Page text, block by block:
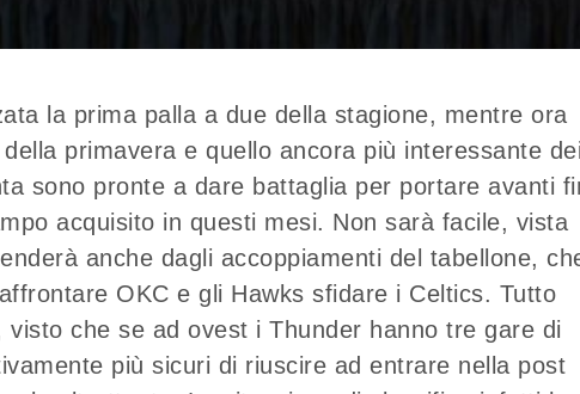
la prima palla a due della stagione, mentre ora
primavera e quello ancora più interessante dei
sono pronte a dare battaglia per portare avanti
acquisito in questi mesi. Non sarà facile, vista
anche dagli accoppiamenti del tabellone,
OKC e gli Hawks sfidare i Celtics. Tutto
che se ad ovest i Thunder hanno tre gare di
più sicuri di riuscire ad entrare nella post